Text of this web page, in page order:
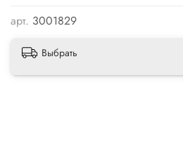
арт. 3001829
Выбрать